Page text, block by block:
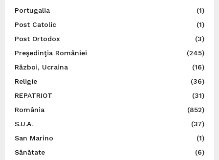
Portugalia
(1)
Post Catolic
(1)
Post Ortodox
(3)
Preşedinţia României
(245)
Război, Ucraina
(16)
Religie
(36)
REPATRIOT
(31)
România
(852)
S.U.A.
(37)
San Marino
(1)
Sănătate
(6)